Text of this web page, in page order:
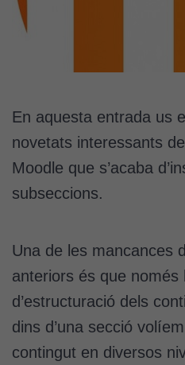
En aquesta entrada us
novetats interessants
Moodle que s’acaba
subseccions.
Una de les mancances
anteriors és que només
d’estructuració dels
dins d’una secció
contingut en diversos